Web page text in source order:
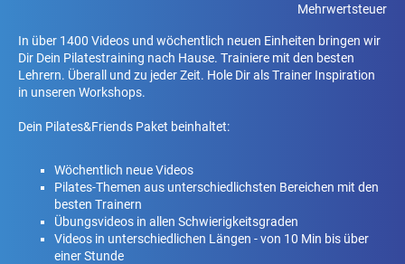
Mehrwertsteuer
In über 1400 Videos und wöchentlich neuen Einheiten bringen wir
Dir Dein Pilatestraining nach Hause. Trainiere mit den besten
Lehrern. Überall und zu jeder Zeit. Hole Dir als Trainer Inspiration
in unseren Workshops.
Dein Pilates&Friends Paket beinhaltet:
Wöchentlich neue Videos
Pilates-Themen aus unterschiedlichsten Bereichen mit den
besten Trainern
Übungsvideos in allen Schwierigkeitsgraden
Videos in unterschiedlichen Längen - von 10 Min bis über
einer Stunde